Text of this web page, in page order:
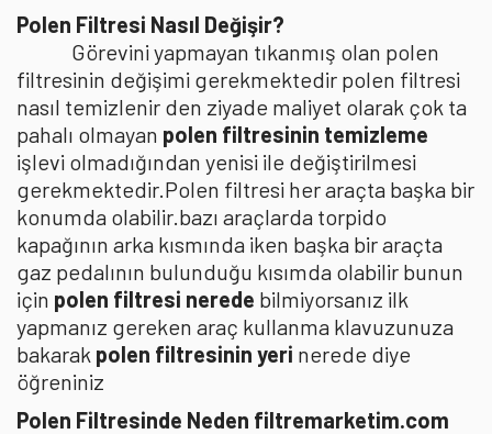
Polen Filtresi Nasıl Değişir?
Görevini yapmayan tıkanmış olan polen
filtresinin değişimi gerekmektedir polen filtresi
nasıl temizlenir den ziyade maliyet olarak çok ta
pahalı olmayan polen filtresinin temizleme
işlevi olmadığından yenisi ile değiştirilmesi
gerekmektedir.Polen filtresi her araçta başka bir
konumda olabilir.bazı araçlarda torpido
kapağının arka kısmında iken başka bir araçta
gaz pedalının bulunduğu kısımda olabilir bunun
için polen filtresi nerede bilmiyorsanız ilk
yapmanız gereken araç kullanma klavuzunuza
bakarak polen filtresinin yeri nerede diye
öğreniniz
Polen Filtresinde Neden filtremarketim.com